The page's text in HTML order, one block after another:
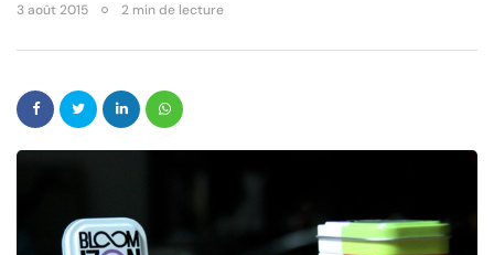
3 août 2015 2 min de lecture